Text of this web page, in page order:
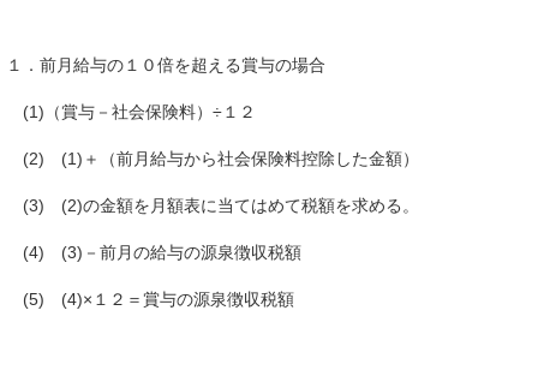
１．前月給与の１０倍を超える賞与の場合
(1)（賞与－社会保険料）÷１２
(2) (1)＋（前月給与から社会保険料控除した金額）
(3) (2)の金額を月額表に当てはめて税額を求める。
(4) (3)－前月の給与の源泉徴収税額
(5) (4)×１２＝賞与の源泉徴収税額